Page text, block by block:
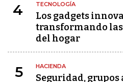
4 TECNOLOGÍA
Los gadgets
transformando
del hogar
5 HACIENDA
Seguridad, grupos